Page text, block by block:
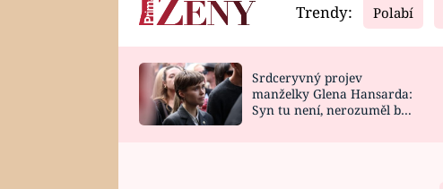
Horoskopy
HOROSKOP NA
Video
CELEBRITY
VAŘENÍ
Trendy: Polabí
Srdceryvný projev
manželky Glena Hansarda:
Syn tu není, nerozuměl by